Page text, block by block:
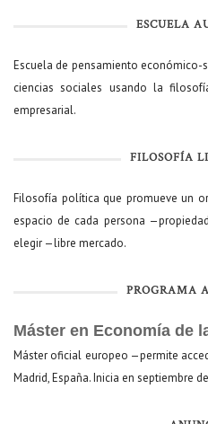
ESCUELA
Escuela de pensamiento
ciencias sociales usando la
empresarial.
FILOSOFÍA
Filosofía política que promueve un
espacio de cada persona
elegir —libre mercado.
PROGRAMA
Máster en Economía de
Máster oficial europeo —permite
Madrid, España. Inicia en septiembre